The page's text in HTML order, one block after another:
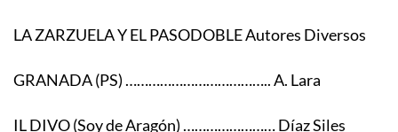
LA ZARZUELA Y EL PASODOBLE Autores Diversos
GRANADA (PS) ……………………………….. A. Lara
IL DIVO (Soy de Aragón) …………………… Díaz Siles